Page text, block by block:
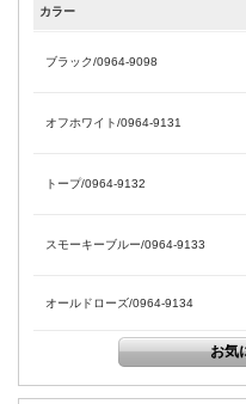
カラー
ブラック/0964-9098
オフホワイト/0964-9131
トープ/0964-9132
スモーキーブルー/0964-9133
オールドローズ/0964-9134